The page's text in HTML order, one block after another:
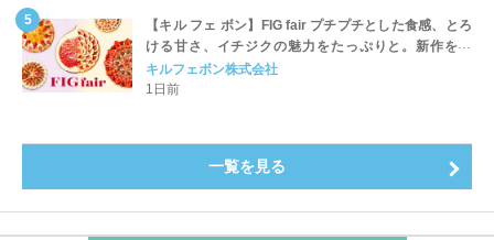
【キル フェ ボン】FIG fair プチプチとした食感、とろ
ける甘さ、イチジクの魅力をたっぷりと。新作を含
め、イチジク尽くしの全4種が登場8月20日（木）スタ
ート
キルフェボン株式会社
1日前
一覧を見る